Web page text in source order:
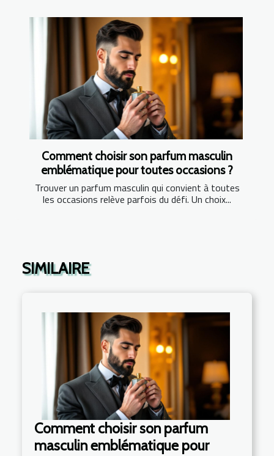
Comment choisir son parfum masculin
emblématique pour toutes occasions ?
Trouver un parfum masculin qui convient à toutes
les occasions relève parfois du défi. Un choix...
SIMILAIRE
Comment choisir son parfum
masculin emblématique pour